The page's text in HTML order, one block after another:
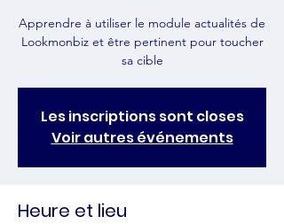
Apprendre à utiliser le module actualités de
Lookmonbiz et être pertinent pour toucher
sa cible
Les inscriptions sont closes
Voir autres événements
Heure et lieu